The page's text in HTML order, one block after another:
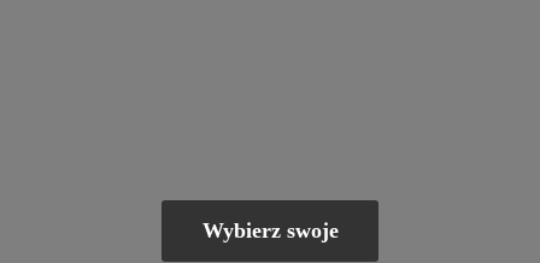
Wybierz swoje